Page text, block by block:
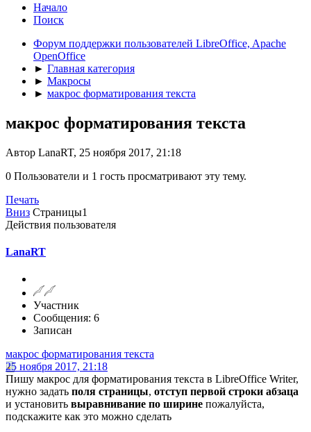
Начало
Поиск
Форум поддержки пользователей LibreOffice, Apache
OpenOffice
► Главная категория
► Макросы
► макрос форматирования текста
макрос форматирования текста
Автор LanaRT, 25 ноября 2017, 21:18
0 Пользователи и 1 гость просматривают эту тему.
Печать
Вниз Страницы1
Действия пользователя
LanaRT
Участник
Сообщения: 6
Записан
макрос форматирования текста
25 ноября 2017, 21:18
Пишу макрос для форматирования текста в LibreOffice Writer,
нужно задать поля страницы, отступ первой строки абзаца
и установить выравнивание по ширине пожалуйста,
подскажите как это можно сделать